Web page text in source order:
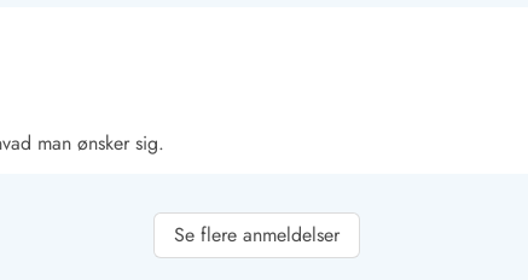
man ønsker sig.
Se flere anmeldelser